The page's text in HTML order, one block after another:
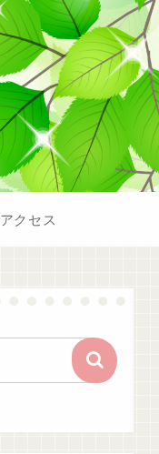
アクセス